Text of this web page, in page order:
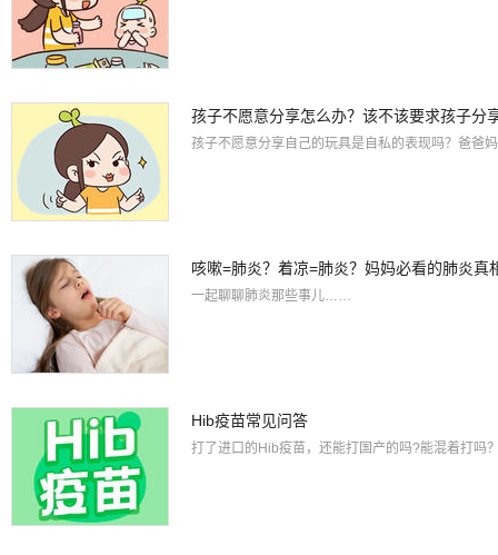
孩子不愿意分享怎么办？该不该要求孩子分
孩子不愿意分享自己的玩具是自私的表现吗？爸爸
咳嗽=肺炎？着凉=肺炎？妈妈必看的肺炎真
一起聊聊肺炎那些事儿……
Hib疫苗常见问答
打了进口的Hib疫苗，还能打国产的吗?能混着打吗